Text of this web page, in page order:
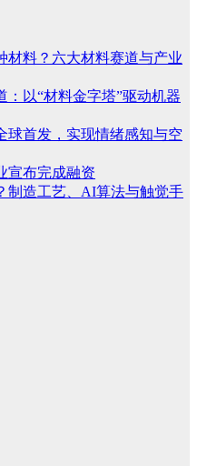
材料？六大材料赛道与产业
以“材料金字塔”驱动机器
球首发，实现情绪感知与空
宣布完成融资
制造工艺、AI算法与触觉手